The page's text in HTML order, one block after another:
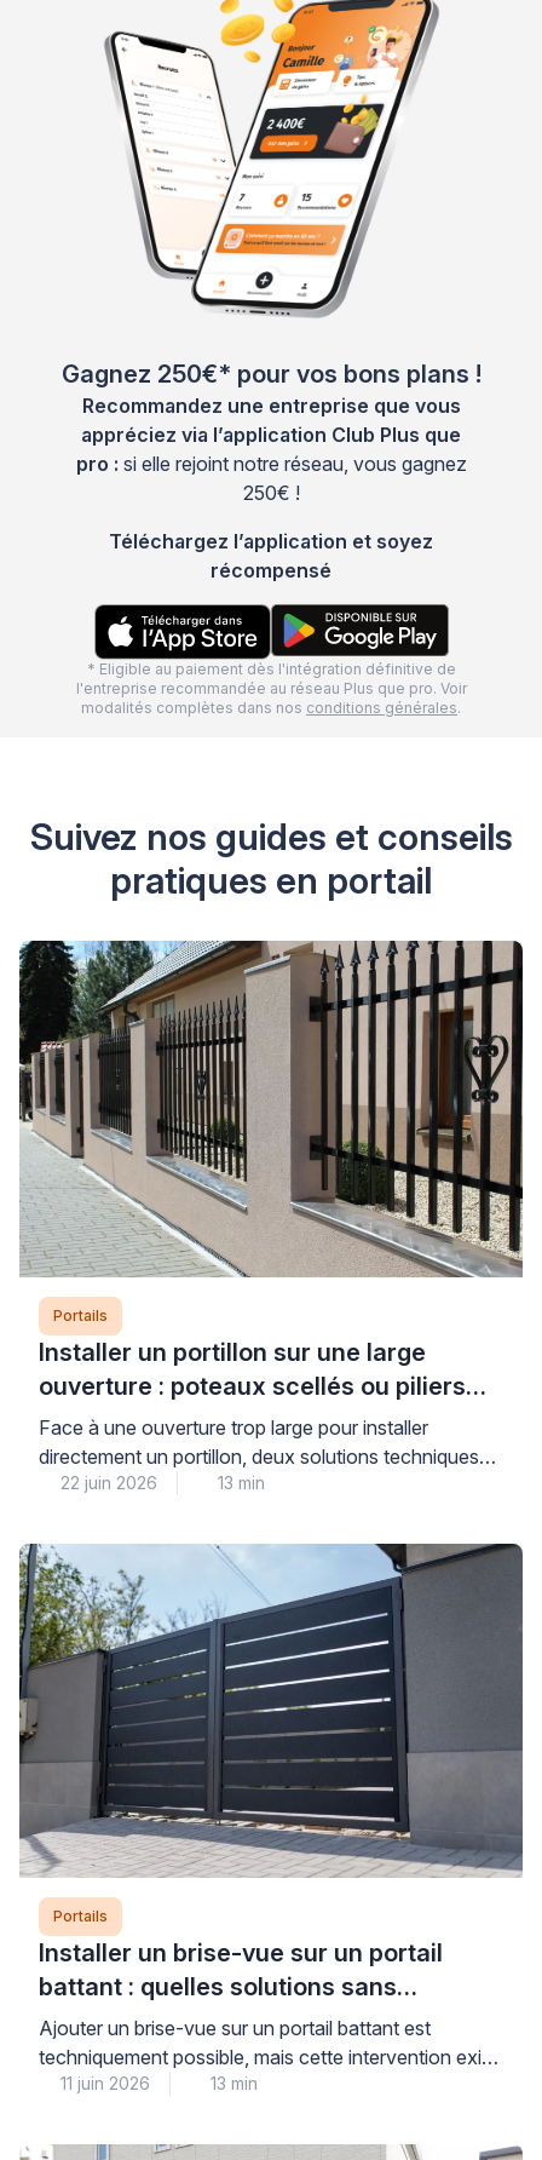
Gagnez 250€* pour vos bons plans !
Recommandez une entreprise que vous
appréciez via l’application Club Plus que
pro : si elle rejoint notre réseau, vous gagnez
250€ !
Téléchargez l’application et soyez
récompensé
* Eligible au paiement dès l'intégration définitive de
l'entreprise recommandée au réseau Plus que pro. Voir
modalités complètes dans nos conditions générales.
Suivez nos guides et conseils
pratiques en portail
Portails
Installer un portillon sur une large
ouverture : poteaux scellés ou piliers
maçonnés ?
Face à une ouverture trop large pour installer
directement un portillon, deux solutions techniques
s’offrent à vous : le scellement de poteaux ou la
décision conditionne directement la stabilité, la
durabilité et la sécurité de votre installation sur le long
terme. Pour faire le bon choix, il convient […]
22 juin 2026 13 min
Portails
Installer un brise-vue sur un portail
battant : quelles solutions sans
aggraver l’affaissement ?
Ajouter un brise-vue sur un portail battant est
techniquement possible, mais cette intervention exige
un diagnostic préalable rigoureux pour ne pas
structure déjà sollicitée. La prise au vent et le poids
11 juin 2026 13 min